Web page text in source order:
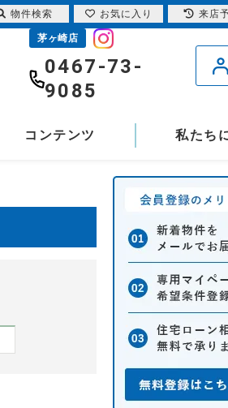
茅ヶ崎店
0467-73-
9085
コンテンツ 私たち
物件検索 お気に入り 来店